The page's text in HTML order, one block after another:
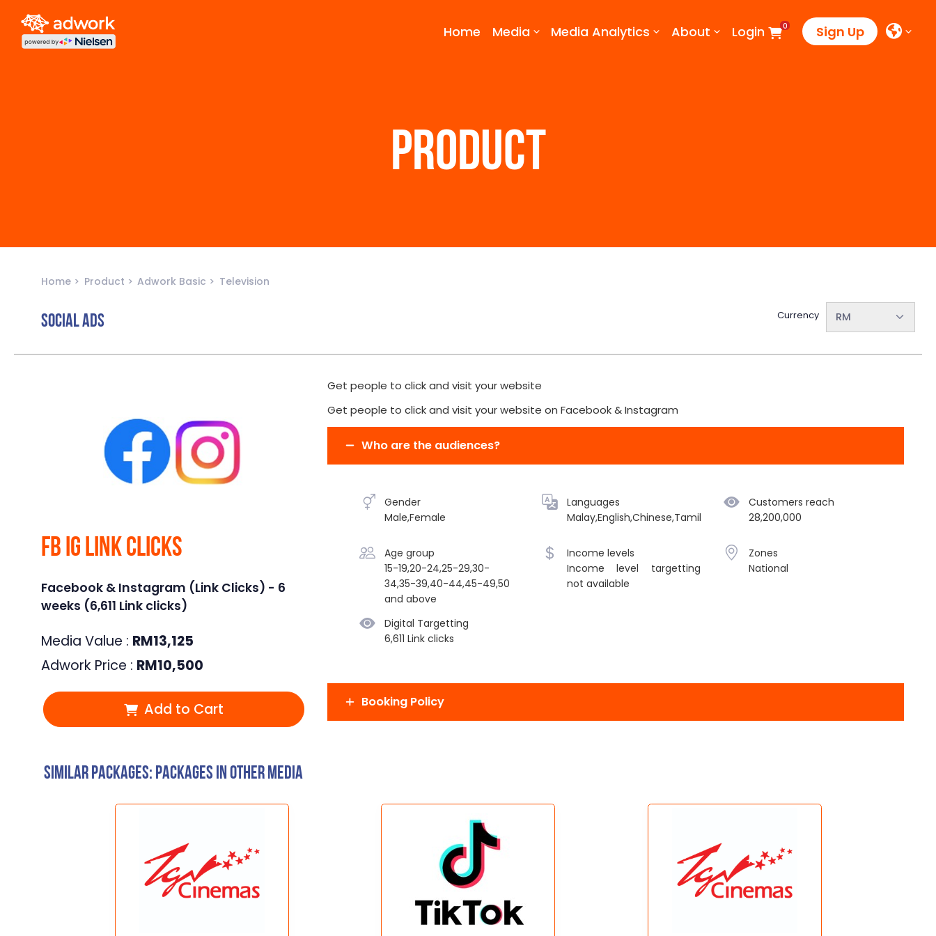
Home Media Media Analytics About Login 0 Sign Up
PRODUCT
Home Product Adwork Basic Television
Social Ads Currency RM
FB IG Link Clicks
Facebook & Instagram (Link Clicks) - 6
weeks (6,611 Link clicks)
Media Value : RM13,125
Adwork Price : RM10,500
Add to Cart
Get people to click and visit your website
Get people to click and visit your website on Facebook & Instagram
Who are the audiences?
Gender
Male,Female
Age group
15-19,20-24,25-29,30-
34,35-39,40-44,45-49,50
and above
Digital Targetting
6,611 Link clicks
Languages
Malay,English,Chinese,Tamil
Income levels
Income level targetting
not available
Customers reach
28,200,000
Zones
National
Booking Policy
Similar Packages: Packages in other media